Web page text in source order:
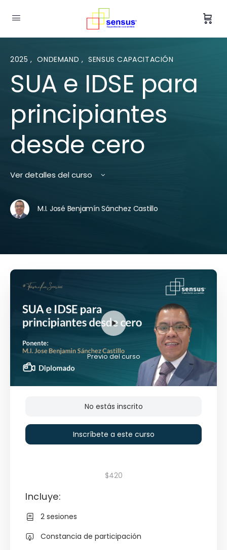
2025, ONDEMAND , SENSUS CAPACITACIÓN
SUA e IDSE para
principiantes
desde cero
Ver detalles del curso
M.I. José Benjamín Sánchez Castillo
Previo del curso
No estás inscrito
Inscríbete a este curso
$420
Incluye:
2 sesiones
Constancia de participación